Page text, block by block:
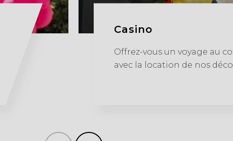
Casino
Offrez-vous un voyage au
avec la location de nos